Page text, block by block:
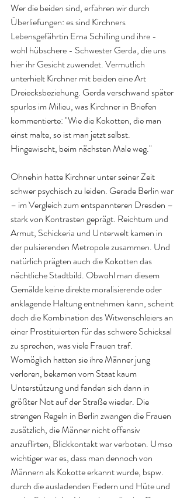
Wer die beiden sind, erfahren wir durch
Überliefungen: es sind Kirchners
Lebensgefährtin Erna Schilling und ihre -
wohl hübschere - Schwester Gerda, die uns
hier ihr Gesicht zuwendet. Vermutlich
unterhielt Kirchner mit beiden eine Art
Dreiecksbeziehung. Gerda verschwand später
spurlos im Milieu, was Kirchner in Briefen
kommentierte: "Wie die Kokotten, die man
einst malte, so ist man jetzt selbst.
Hingewischt, beim nächsten Male weg."
Ohnehin hatte Kirchner unter seiner Zeit
schwer psychisch zu leiden. Gerade Berlin war
– im Vergleich zum entspannteren Dresden –
stark von Kontrasten geprägt. Reichtum und
Armut, Schickeria und Unterwelt kamen in
der pulsierenden Metropole zusammen. Und
natürlich prägten auch die Kokotten das
nächtliche Stadtbild. Obwohl man diesem
Gemälde keine direkte moralisierende oder
anklagende Haltung entnehmen kann, scheint
doch die Kombination des Witwenschleiers an
einer Prostituierten für das schwere Schicksal
zu sprechen, was viele Frauen traf.
Womöglich hatten sie ihre Männer jung
verloren, bekamen vom Staat kaum
Unterstützung und fanden sich dann in
größter Not auf der Straße wieder. Die
strengen Regeln in Berlin zwangen die Frauen
zusätzlich, die Männer nicht offensiv
anzuflirten, Blickkontakt war verboten. Umso
wichtiger war es, dass man dennoch von
Männern als Kokotte erkannt wurde, bspw.
durch die ausladenden Federn und Hüte und